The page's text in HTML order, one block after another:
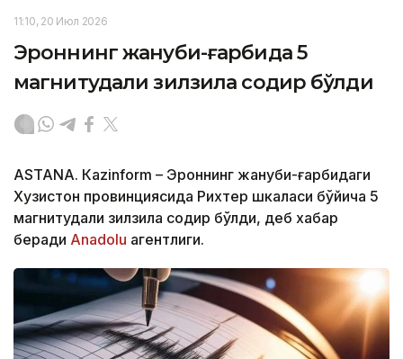
11:10, 20 Июл 2026
Эроннинг жануби-ғарбида 5
магнитудали зилзила содир бўлди
ASTANА. Кazinform – Эроннинг жануби-ғарбидаги
Хузистон провинциясида Рихтер шкаласи бўйича 5
магнитудали зилзила содир бўлди, деб хабар
беради Аnadolu агентлиги.